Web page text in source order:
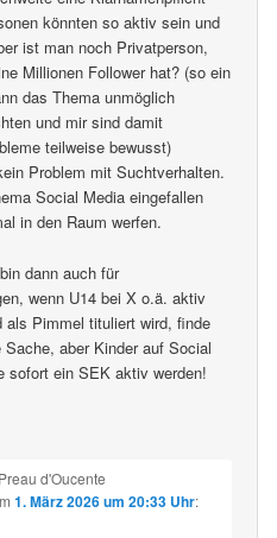
könnten so aktiv sein und
ist man noch Privatperson,
Millionen Follower hat? (so ein
das Thema unmöglich
und mir sind damit
teilweise bewusst)
Problem mit Suchtverhalten.
Social Media eingefallen
in den Raum werfen.
dann auch für
wenn U14 bei X o.ä. aktiv
als Pimmel tituliert wird, finde
aber Kinder auf Social
sofort ein SEK aktiv werden!
d'Oucente
1. März 2026 um 20:33 Uhr: